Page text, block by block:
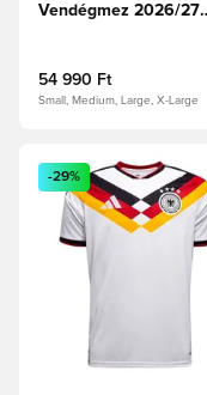
Vendégmez 2026/27
54 990 Ft
Small, Medium, Large, X-Large
Megnyit egy modált
-29%